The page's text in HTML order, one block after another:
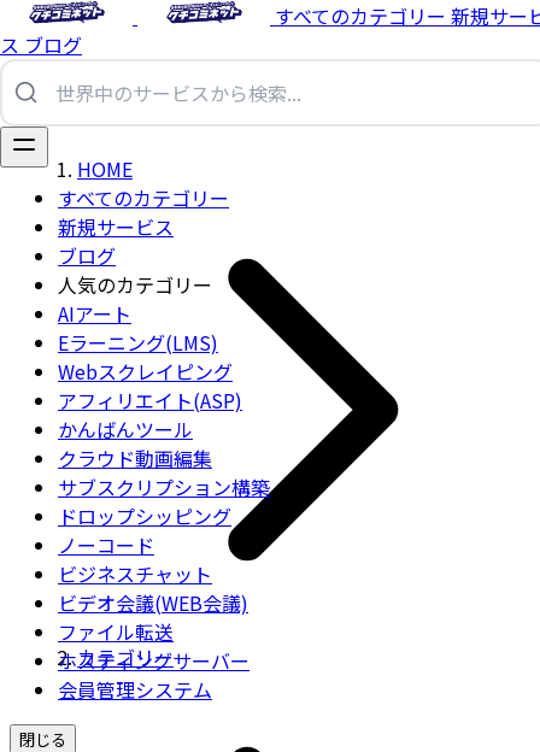
すべてのカテゴリー 新規サー
ス ブログ
すべてのカテゴリー
新規サービス
ブログ
人気のカテゴリー
AIアート
Eラーニング(LMS)
Webスクレイピング
アフィリエイト(ASP)
かんばんツール
クラウド動画編集
サブスクリプション構築
ドロップシッピング
ノーコード
ビジネスチャット
ビデオ会議(WEB会議)
ファイル転送
ホスティングサーバー
会員管理システム
閉じる
HOME
カテゴリー